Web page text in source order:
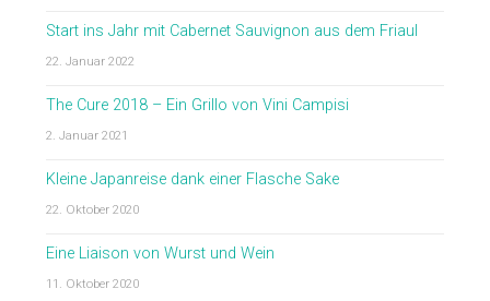
Start ins Jahr mit Cabernet Sauvignon aus dem Friaul
22. Januar 2022
The Cure 2018 – Ein Grillo von Vini Campisi
2. Januar 2021
Kleine Japanreise dank einer Flasche Sake
22. Oktober 2020
Eine Liaison von Wurst und Wein
11. Oktober 2020